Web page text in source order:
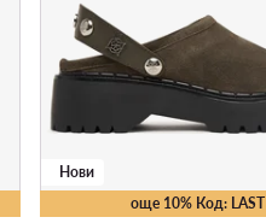
още 10% Код: LAST
Нови